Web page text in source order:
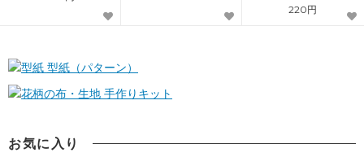
220円
型紙（パターン）
手作りキット
お気に入り